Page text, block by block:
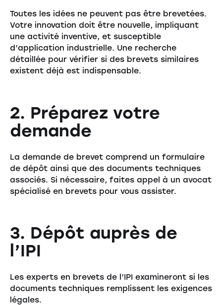
Toutes les idées ne peuvent pas être brevetées.
Votre innovation doit être nouvelle, impliquant
une activité inventive, et susceptible
d’application industrielle. Une recherche
détaillée pour vérifier si des brevets similaires
existent déjà est indispensable.
2. Préparez votre
demande
La demande de brevet comprend un formulaire
de dépôt ainsi que des documents techniques
associés. Si nécessaire, faites appel à un avocat
spécialisé en brevets pour vous assister.
3. Dépôt auprès de
l’IPI
Les experts en brevets de l’IPI examineront si les
documents techniques remplissent les exigences
légales.